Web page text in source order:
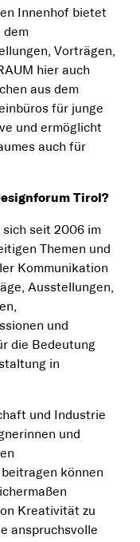
Innenhof bietet
dem
Vorträgen,
hier auch
aus dem
für junge
und ermöglicht
auch für
Tirol?
seit 2006 im
Themen und
Kommunikation
Ausstellungen,
und
die Bedeutung
in
und Industrie
und
können
Kreativität zu
anspruchsvolle